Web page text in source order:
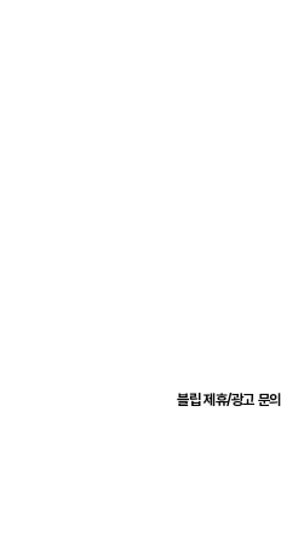
블립 제휴/광고 문의